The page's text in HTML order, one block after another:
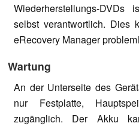
Wiederherstellungs-
selbst verantwortlich. Dies
eRecovery Manager
Wartung
An der Unterseite des
nur Festplatte,
zugänglich. Der Akku